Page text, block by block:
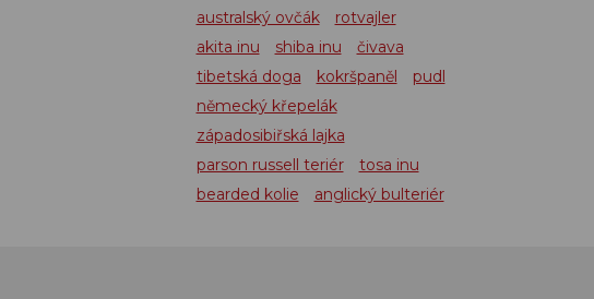
australský ovčák
rotvajler
akita inu
shiba inu
čivava
tibetská doga
kokršpaněl
pudl
německý křepelák
západosibiřská lajka
parson russell teriér
tosa inu
bearded kolie
anglický bulteriér